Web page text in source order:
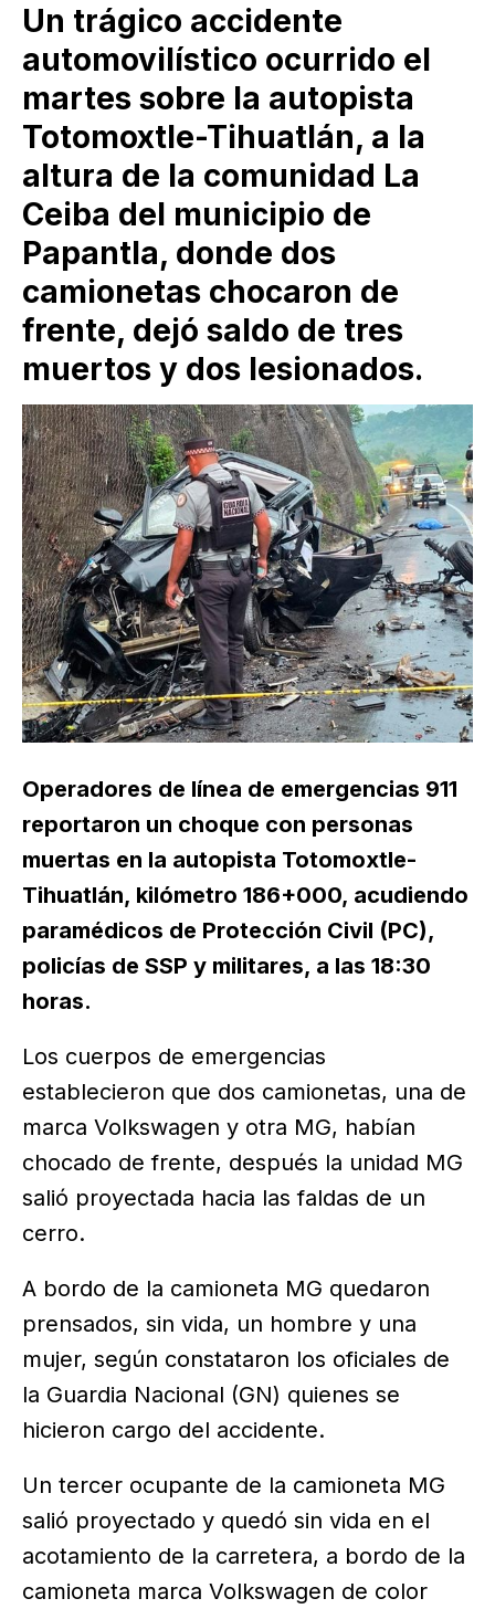
Un trágico accidente
automovilístico ocurrido el
martes sobre la autopista
Totomoxtle-Tihuatlán, a la
altura de la comunidad La
Ceiba del municipio de
Papantla, donde dos
camionetas chocaron de
frente, dejó saldo de tres
muertos y dos lesionados.
Operadores de línea de emergencias 911
reportaron un choque con personas
muertas en la autopista Totomoxtle-
Tihuatlán, kilómetro 186+000, acudiendo
paramédicos de Protección Civil (PC),
policías de SSP y militares, a las 18:30
horas.
Los cuerpos de emergencias
establecieron que dos camionetas, una de
marca Volkswagen y otra MG, habían
chocado de frente, después la unidad MG
salió proyectada hacia las faldas de un
cerro.
A bordo de la camioneta MG quedaron
prensados, sin vida, un hombre y una
mujer, según constataron los oficiales de
la Guardia Nacional (GN) quienes se
hicieron cargo del accidente.
Un tercer ocupante de la camioneta MG
salió proyectado y quedó sin vida en el
acotamiento de la carretera, a bordo de la
camioneta marca Volkswagen de color